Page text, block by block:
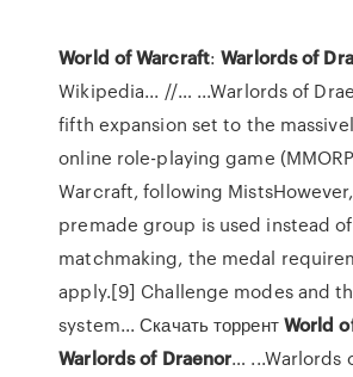
World ofWarcraft:Warlordsof
Wikipedia... //… ...Warlords of
fifth expansion set to the
online role-playing game
Warcraft, following
premade group is used instead of
matchmaking, the medal
apply.[9] Challenge modes and
system... Скачать торрентWorld
Warlordsof Draenor… ...Warlords